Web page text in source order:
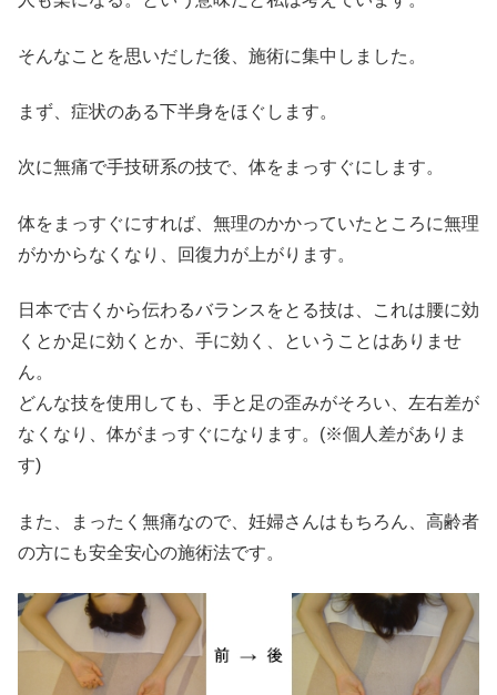
そんなことを思いだした後、施術に集中しました。
まず、症状のある下半身をほぐします。
次に無痛で手技研系の技で、体をまっすぐにします。
体をまっすぐにすれば、無理のかかっていたところに無理
がかからなくなり、回復力が上がります。
日本で古くから伝わるバランスをとる技は、これは腰に効
くとか足に効くとか、手に効く、ということはありませ
ん。
どんな技を使用しても、手と足の歪みがそろい、左右差が
なくなり、体がまっすぐになります。(※個人差がありま
す)
また、まったく無痛なので、妊婦さんはもちろん、高齢者
の方にも安全安心の施術法です。